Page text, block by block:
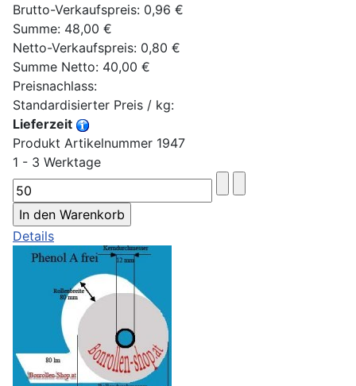
Brutto-Verkaufspreis: 0,96 €
Summe: 48,00 €
Netto-Verkaufspreis: 0,80 €
Summe Netto: 40,00 €
Preisnachlass:
Standardisierter Preis / kg:
Lieferzeit
Produkt Artikelnummer 1947
1 - 3 Werktage
Details